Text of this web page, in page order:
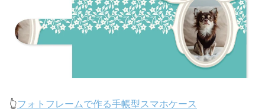
👆フォトフレームで作る手帳型スマホケース